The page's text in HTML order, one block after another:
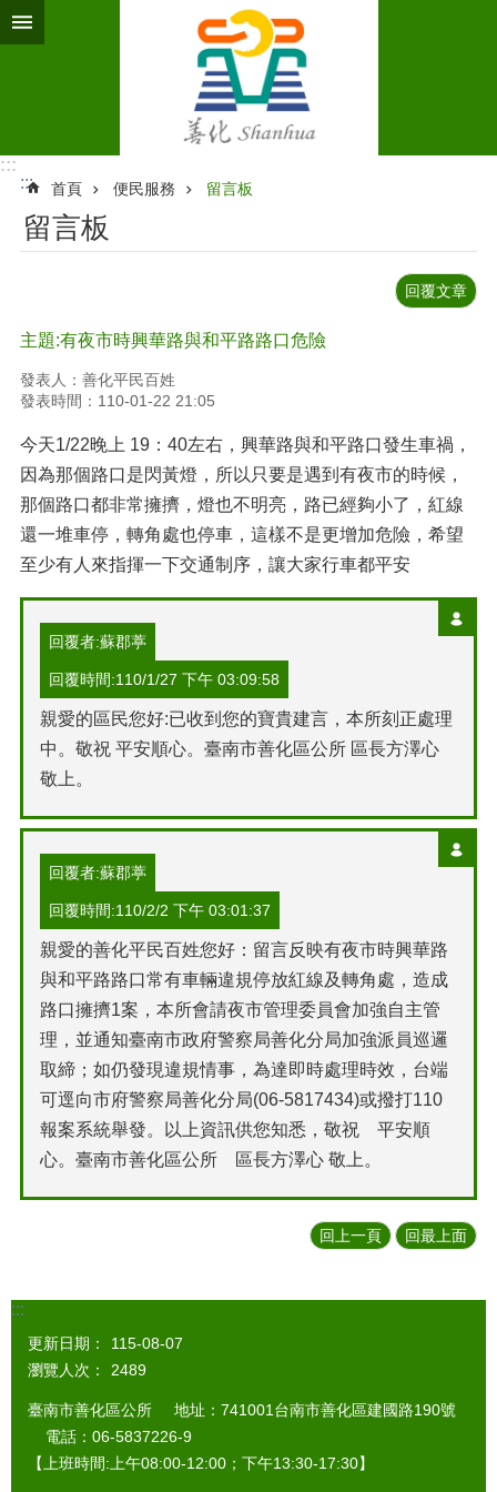
跳到主要內容區塊
:::
:::
首頁 便民服務 留言板
留言板
回覆文章
主題:有夜市時興華路與和平路路口危險
發表人：善化平民百姓
發表時間：110-01-22 21:05
今天1/22晚上 19：40左右，興華路與和平路口發生車禍，
因為那個路口是閃黃燈，所以只要是遇到有夜市的時候，
那個路口都非常擁擠，燈也不明亮，路已經夠小了，紅線
還一堆車停，轉角處也停車，這樣不是更增加危險，希望
至少有人來指揮一下交通制序，讓大家行車都平安
回覆者:蘇郡葶
回覆時間:110/1/27 下午 03:09:58
親愛的區民您好:已收到您的寶貴建言，本所刻正處理
中。敬祝 平安順心。臺南市善化區公所 區長方澤心
敬上。
回覆者:蘇郡葶
回覆時間:110/2/2 下午 03:01:37
親愛的善化平民百姓您好：留言反映有夜市時興華路
與和平路路口常有車輛違規停放紅線及轉角處，造成
路口擁擠1案，本所會請夜市管理委員會加強自主管
理，並通知臺南市政府警察局善化分局加強派員巡邏
取締；如仍發現違規情事，為達即時處理時效，台端
可逕向市府警察局善化分局(06-5817434)或撥打110
報案系統舉發。以上資訊供您知悉，敬祝 平安順
心。臺南市善化區公所 區長方澤心 敬上。
回上一頁 回最上面
:::
更新日期：
115-08-07
瀏覽人次：
2489
臺南市善化區公所 地址：741001台南市善化區建國路190號
電話：06-5837226-9
【上班時間:上午08:00-12:00；下午13:30-17:30】